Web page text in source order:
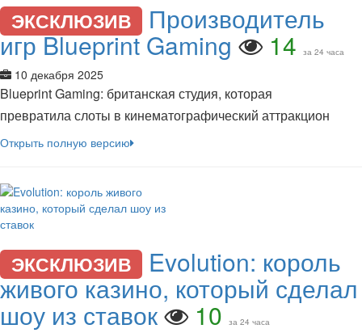
ЭКСКЛЮЗИВ Производитель
игр Blueprint Gaming 14 за 24 часа
10 декабря 2025
Blueprint Gaming: британская студия, которая
превратила слоты в кинематографический аттракцион
Открыть полную версию
ЭКСКЛЮЗИВ Evolution: король
живого казино, который сделал
шоу из ставок 10 за 24 часа